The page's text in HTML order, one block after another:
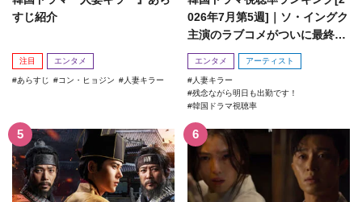
すじ紹介
注目 エンタメ
あらすじ コン・ヒョジン 人妻キラー
026年7月第5週]｜ソ・イングク
主演のラブコメがついに最終
回！
エンタメ アーティスト
人妻キラー
残念ながら明日も出勤です！
韓国ドラマ視聴率